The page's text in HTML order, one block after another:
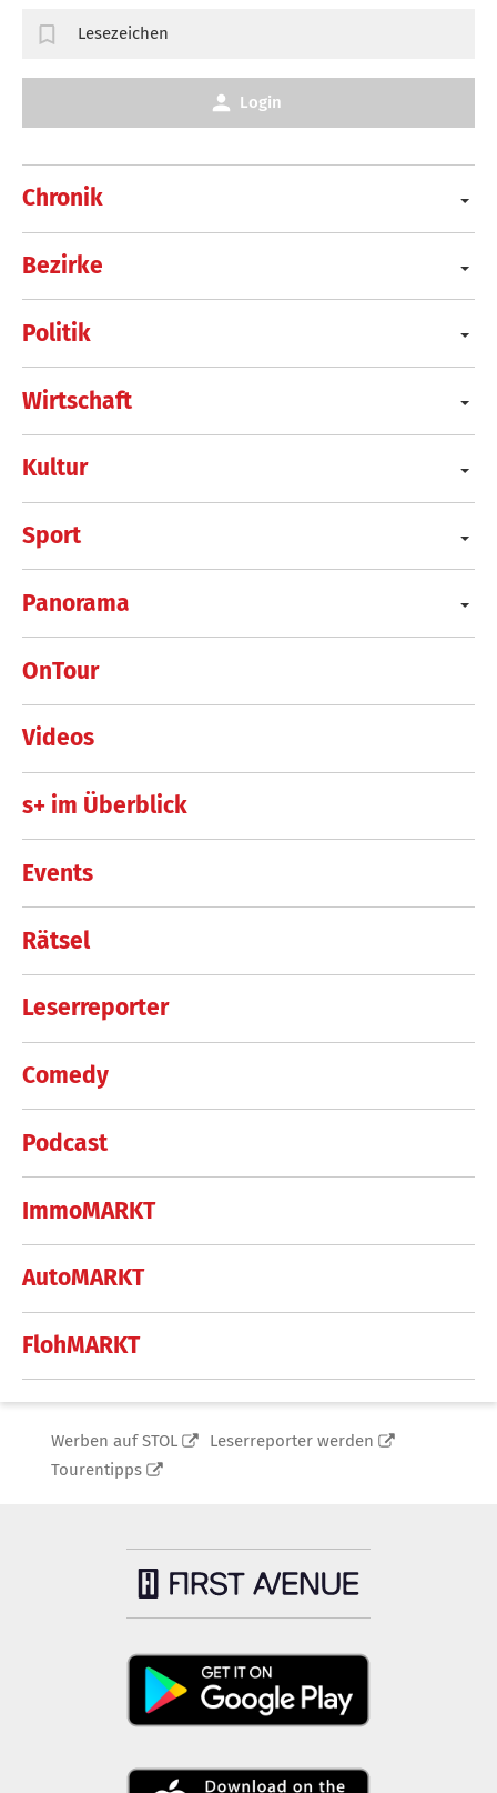
Chronik
Bezirke
Politik
Wirtschaft
Kultur
Sport
Panorama
OnTour
Videos
s+ im Überblick
Events
Rätsel
Leserreporter
Comedy
Podcast
ImmoMARKT
AutoMARKT
FlohMARKT
Lesezeichen
Login
Werben auf STOL
Leserreporter werden
Tourentipps